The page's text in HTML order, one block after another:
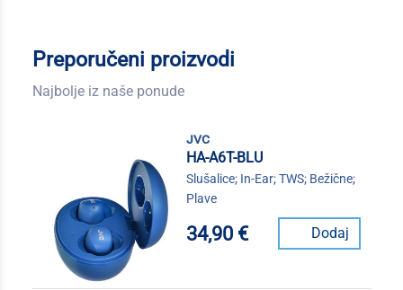
Preporučeni proizvodi
Najbolje iz naše ponude
jvc
HA-A6T-BLU
Slušalice; In-Ear; TWS; Bežične;
Plave
34,90 € Dodaj